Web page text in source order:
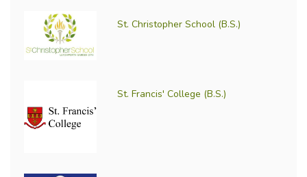
St. Christopher School (B.S.)
St. Francis' College (B.S.)